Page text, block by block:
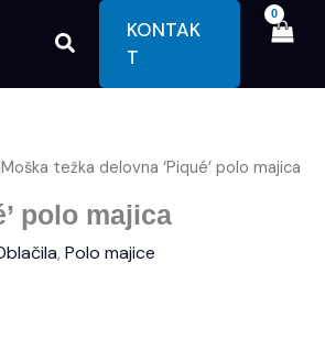
Search
KONTAK
T
težka delovna ‘Piqué’ polo majica
polo majica
,Polo majice